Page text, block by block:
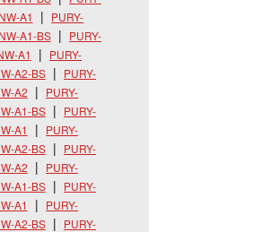
A1
PURY-
A1-BS
PURY-
A1
PURY-
A2-BS
PURY-
A2
PURY-
A1-BS
PURY-
A1
PURY-
A2-BS
PURY-
A2
PURY-
A1-BS
PURY-
A1
PURY-
A2-BS
PURY-